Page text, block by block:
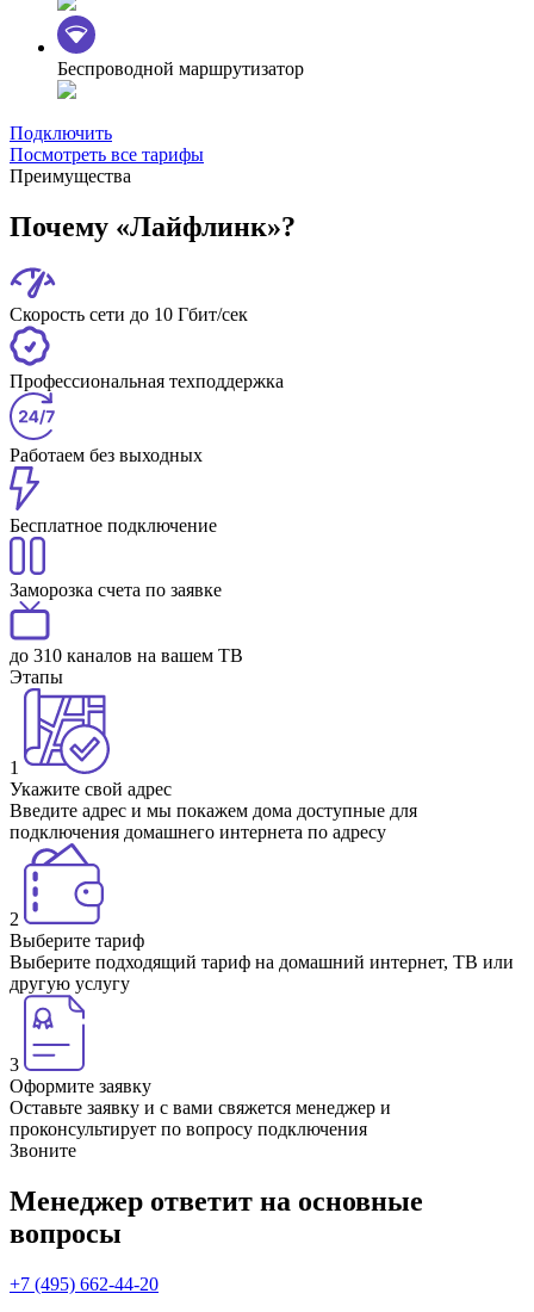
Беспроводной маршрутизатор
Подключить
Посмотреть все тарифы
Преимущества
Почему «Лайфлинк»?
Скорость сети до 10 Гбит/сек
Профессиональная техподдержка
Работаем без выходных
Бесплатное подключение
Заморозка счета по заявке
до 310 каналов на вашем ТВ
Этапы
1
Укажите свой адрес
Введите адрес и мы покажем дома доступные для
подключения домашнего интернета по адресу
2
Выберите тариф
Выберите подходящий тариф на домашний интернет, ТВ или
другую услугу
3
Оформите заявку
Оставьте заявку и с вами свяжется менеджер и
проконсультирует по вопросу подключения
Звоните
Менеджер ответит на основные
вопросы
+7 (495) 662-44-20